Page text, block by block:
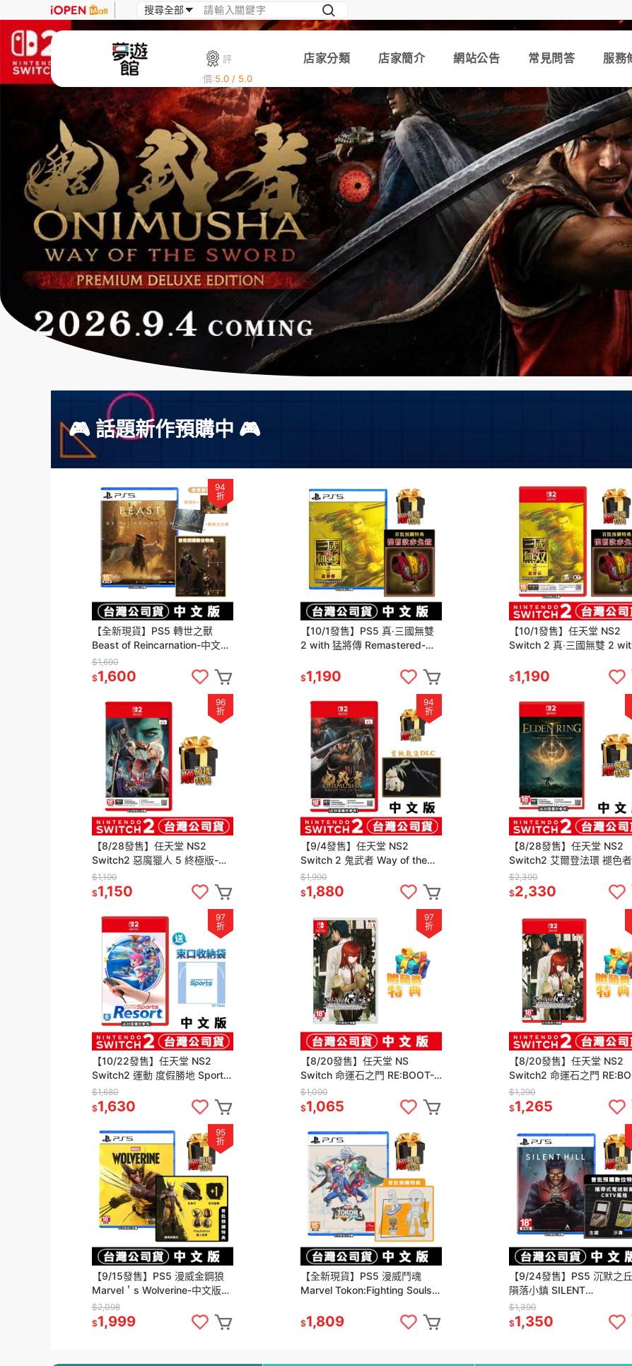
評
價:5.0 / 5.0
店家分類 店家簡介 網站公告 常見問答 服務
🎮 話題新作預購中 🎮
94
折
【全新現貨】PS5 轉世之獸
Beast of Reincarnation-中文版
[夢遊館] 輪迴之獸
$1,690
$1,600
【10/1發售】PS5 真‧三國無雙
2 with 猛將傳 Remastered-中
$1,190
【10/1發售】任天堂 NS2
Switch 2 真‧三國無雙 2
$1,190
96
折
【8/28發售】任天堂 NS2
Switch2 惡魔獵人 5 終極版-中
文版(鑰匙卡)[夢遊館]鬼泣
$1,190
$1,150
94
折
【9/4發售】任天堂 NS2
Switch 2 鬼武者 Way of the
Sword -中文版(鑰匙卡)
$1,990
$1,880
【8/28發售】任天堂 NS2
Switch2 艾爾登法環 褪色
中文版(鑰匙卡)[夢遊館]黃金
幽影 伊迪斯騎士
$2,390
$2,330
97
折
【10/22發售】任天堂 NS2
Switch2 運動 度假勝地 Sports
Resort-中文版 [夢遊館]
$1,680
$1,630
97
折
【8/20發售】任天堂 NS
Switch 命運石之門 RE:BOOT-
中文版[夢遊館] 岡部倫太郎 紅莉
栖 漆原琉華
$1,090
$1,065
【8/20發售】任天堂 NS2
Switch2 命運石之門
中文版 [夢遊館]岡部倫太郎
栖
$1,290
$1,265
95
折
【9/15發售】PS5 漫威金鋼狼
Marvel＇s Wolverine-中文版
[夢遊館]
$2,098
$1,999
【全新現貨】PS5 漫威鬥魂
Marvel Tokon:Fighting Souls-
$1,809
【9/24發售】PS5 沉默之丘
隕落小鎮 SILENT
HILL:Townfall-中文版[夢遊
$1,390
$1,350